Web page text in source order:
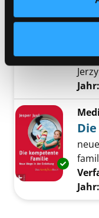
die
Jerzy
Jahr:
Jahr: